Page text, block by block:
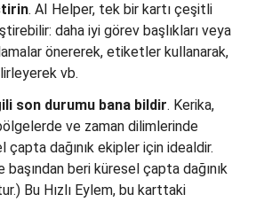
. AI Helper, tek bir kartı çeşitli
daha iyi görev başlıkları veya
önererek, etiketler kullanarak,
vb.
son durumu bana bildir. Kerika,
ve zaman dilimlerinde
çapta dağınık ekipler için idealdir.
başından beri küresel çapta dağınık
Bu Hızlı Eylem, bu karttaki